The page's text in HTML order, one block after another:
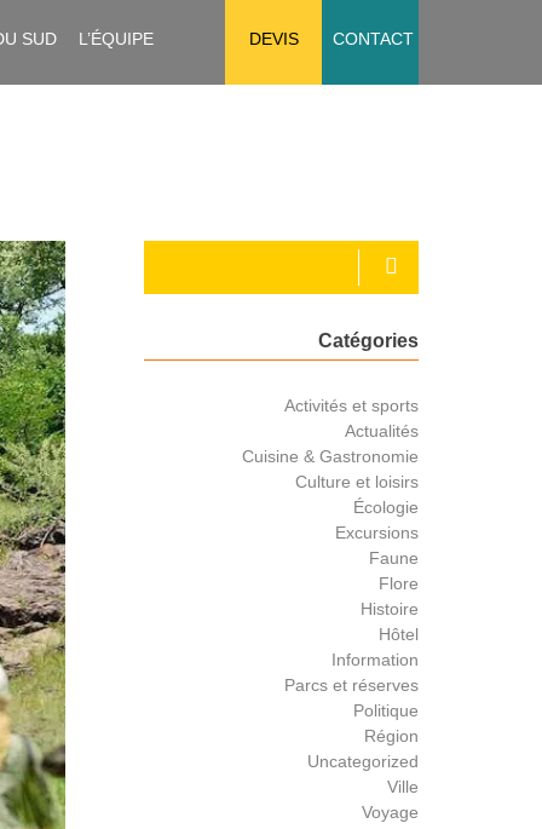
SUD L’ÉQUIPE DEVIS CONTACT
Catégories
Activités et sports
Actualités
Cuisine & Gastronomie
Culture et loisirs
Écologie
Excursions
Faune
Flore
Histoire
Hôtel
Information
Parcs et réserves
Politique
Région
Uncategorized
Ville
Voyage